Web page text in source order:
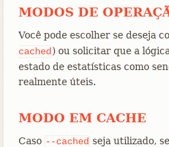
MODOS DE
Você pode escolher se deseja
cached ) ou solicitar que a
estado de estatísticas como
realmente úteis.
MODO EM CACHE
Caso --cached seja utilizado,